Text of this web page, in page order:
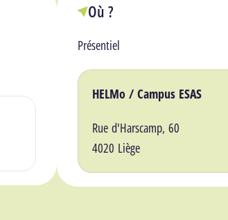
Où ?
Présentiel
Lieu(x)
HELMo / Campus ESAS
Rue d'Harscamp, 60
4020 Liège